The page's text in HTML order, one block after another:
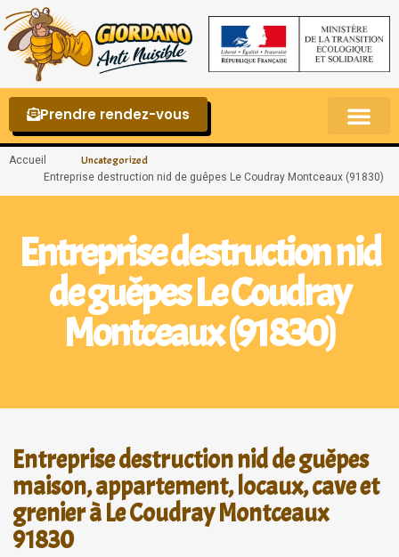
Prendre rendez-vous
Accueil Uncategorized
Entreprise destruction nid de guêpes Le Coudray Montceaux (91830)
Entreprise destruction nid
de guêpes Le Coudray
Montceaux (91830)
Entreprise destruction nid de guêpes
maison, appartement, locaux, cave et
grenier à Le Coudray Montceaux
91830